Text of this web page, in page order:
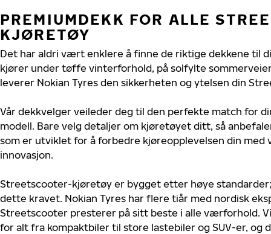
PREMIUMDEKK FOR ALLE
KJØRETØY
Det har aldri vært enklere å finne de riktige dekkene til
kjører under tøffe vinterforhold, på solfylte
leverer Nokian Tyres den sikkerheten og ytelsen din
Vår dekkvelger veileder deg til den perfekte match for
modell. Bare velg detaljer om kjøretøyet ditt, så
som er utviklet for å forbedre kjøreopplevelsen din med
innovasjon.
Streetscooter-kjøretøy er bygget etter høye
dette kravet. Nokian Tyres har flere tiår med nordisk
Streetscooter presterer på sitt beste i alle værforhold.
for alt fra kompaktbiler til store lastebiler og SUV-er, og